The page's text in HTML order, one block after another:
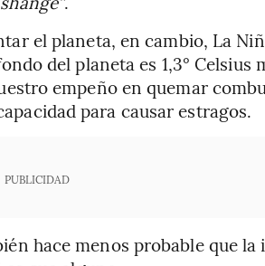
el planeta, en cambio, La
del planeta es 1,3° Celsius
empeño en quemar
para causar estragos.
PUBLICIDAD
hace menos probable que